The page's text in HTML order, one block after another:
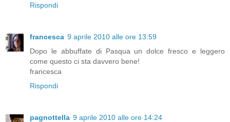
Rispondi
francesca 9 aprile 2010 alle ore 13:59
Dopo le abbuffate di Pasqua un dolce fresco e leggero
come questo ci sta davvero bene!
francesca
Rispondi
pagnottella 9 aprile 2010 alle ore 14:24